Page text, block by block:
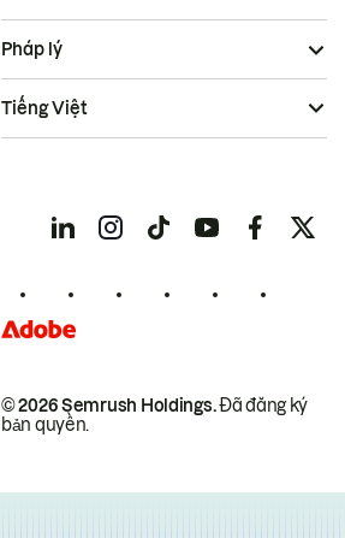
© 2026 Semrush Holdings.Đã đăng ký
bản quyền.
Pháp lý
Tiếng Việt